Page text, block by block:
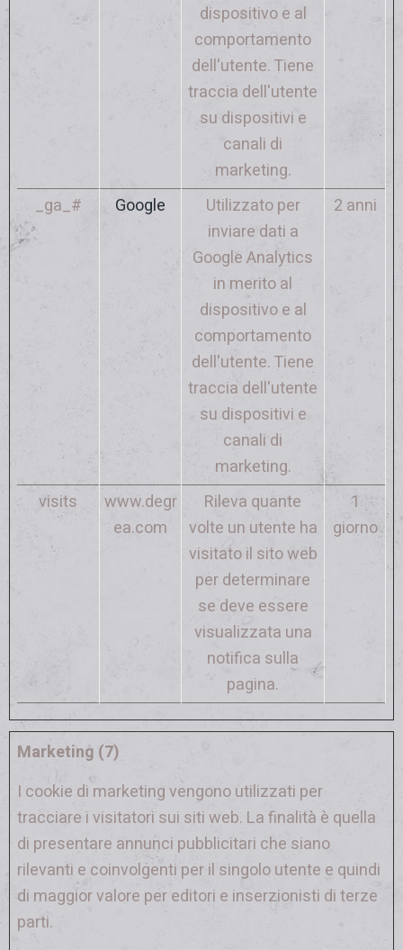
dispositivo e al
comportamento
dell'utente. Tiene
traccia dell'utente
su dispositivi e
canali di
marketing.
_ga_# Google
Utilizzato per
inviare dati a
Google Analytics
in merito al
dispositivo e al
comportamento
dell'utente. Tiene
traccia dell'utente
su dispositivi e
canali di
marketing.
2 anni
visits
www.degr
ea.com
Rileva quante
volte un utente ha
visitato il sito web
per determinare
se deve essere
visualizzata una
notifica sulla
pagina.
1
giorno
Marketing (7)
I cookie di marketing vengono utilizzati per
tracciare i visitatori sui siti web. La finalità è quella
di presentare annunci pubblicitari che siano
rilevanti e coinvolgenti per il singolo utente e quindi
di maggior valore per editori e inserzionisti di terze
parti.